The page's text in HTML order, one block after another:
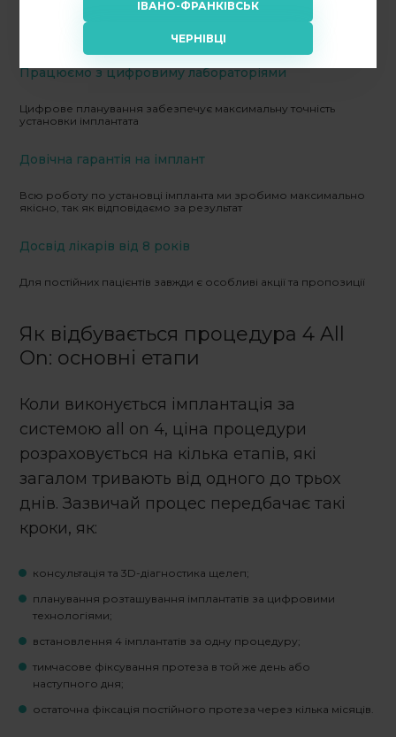
Ми беремо участь в офіційних програмах виробників зубних
імплантів і користуємося фірмовою гарантією
Працюємо з цифровиму лабораторіями
Цифрове планування забезпечує максимальну точність
установки імплантата
Довічна гарантія на імплант
Всю роботу по установці імпланта ми зробимо максимально
якісно, так як відповідаємо за результат
Досвід лікарів від 8 років
Для постійних пацієнтів завжди є особливі акції та пропозиції
Як відбувається процедура 4 All
On: основні етапи
Коли виконується імплантація за
системою all on 4, ціна процедури
розраховується на кілька етапів, які
загалом тривають від одного до трьох
днів. Зазвичай процес передбачає такі
кроки, як:
консультація та 3D-діагностика щелеп;
планування розташування імплантатів за цифровими
технологіями;
встановлення 4 імплантатів за одну процедуру;
тимчасове фіксування протеза в той же день або
наступного дня;
остаточна фіксація постійного протеза через кілька місяців.
ІВАНО-ФРАНКІВСЬК
ЧЕРНІВЦІ